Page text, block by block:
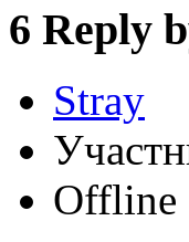
6 Reply
Stray
Offline